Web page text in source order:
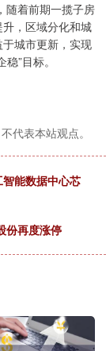
着前期一揽子房
，区域分化和城
城市更新，实现
”目标。
代表本站观点。
能数据中心芯
份再度涨停